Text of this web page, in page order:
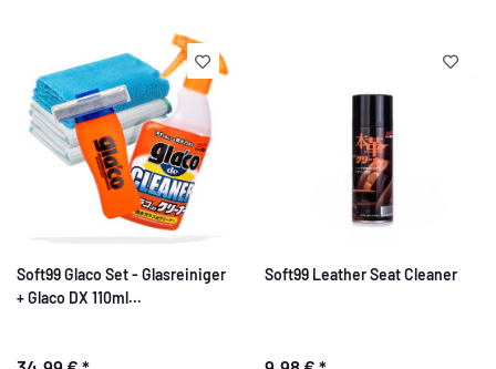
Soft99 Glaco Set - Glasreiniger
+ Glaco DX 110ml
Soft99 Leather Seat Cleaner